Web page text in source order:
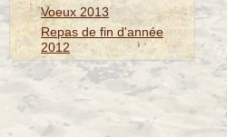
Voeux 2013
Repas de fin d'année
2012